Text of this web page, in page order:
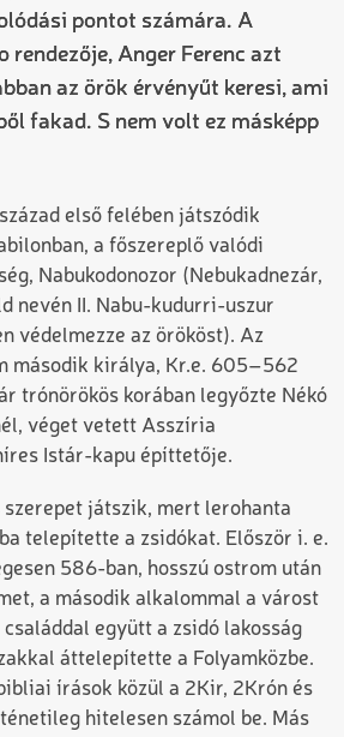
pontot számára. A
rendezője, Anger Ferenc azt
az örök érvényűt keresi, ami
fakad. S nem volt ez másképp
első felében játszódik
a főszereplő valódi
Nabukodonozor (Nebukadnezár,
nevén II. Nabu-kudurri-uszur
védelmezze az örököst). Az
második királya, Kr.e. 605–562
trónörökös korában legyőzte Nékó
véget vetett Asszíria
Istár-kapu építtetője.
játszik, mert lerohanta
telepítette a zsidókat. Először i. e.
586-ban, hosszú ostrom után
a második alkalommal a várost
együtt a zsidó lakosság
áttelepítette a Folyamközbe.
írások közül a 2Kir, 2Krón és
hitelesen számol be. Más